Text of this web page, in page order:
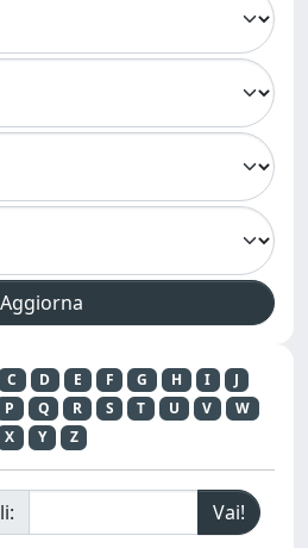
C D E F G H I
J
P Q R S T U V
W
X
Y Z